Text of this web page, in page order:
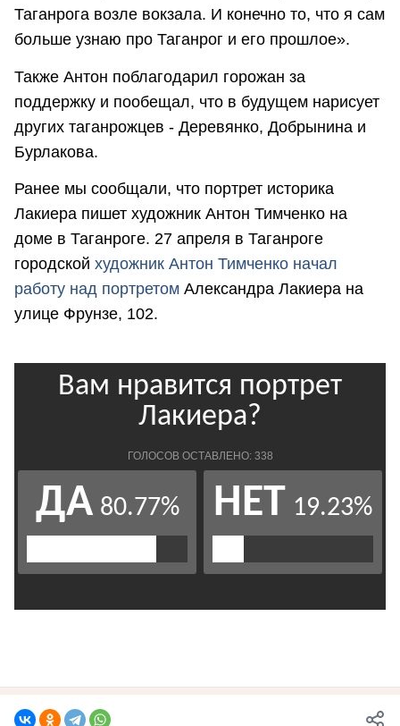
Таганрога возле вокзала. И конечно то, что я сам
больше узнаю про Таганрог и его прошлое».
Также Антон поблагодарил горожан за
поддержку и пообещал, что в будущем нарисует
других таганрожцев - Деревянко, Добрынина и
Бурлакова.
Ранее мы сообщали, что портрет историка
Лакиера пишет художник Антон Тимченко на
доме в Таганроге. 27 апреля в Таганроге
городской художник Антон Тимченко начал
работу над портретом Александра Лакиера на
улице Фрунзе, 102.